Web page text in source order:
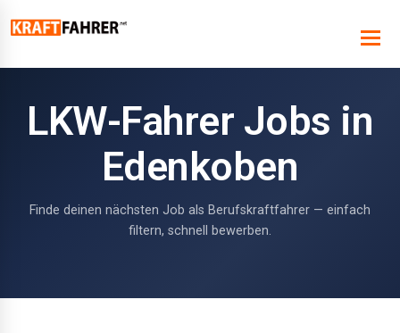
LKW-Fahrer Jobs in
Edenkoben
Finde deinen nächsten Job als Berufskraftfahrer — einfach
filtern, schnell bewerben.